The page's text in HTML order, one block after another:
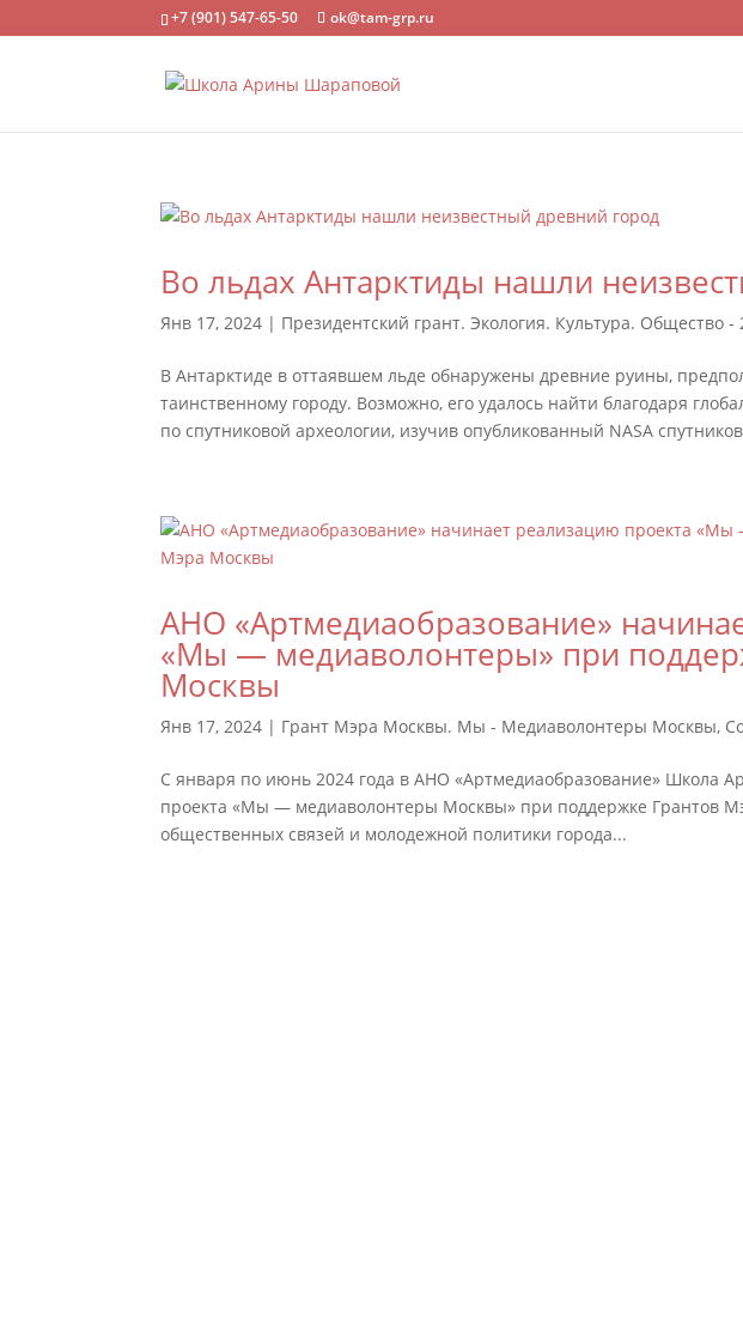
+7 (901) 547-65-50 ok@tam-grp.ru
Во льдах Антарктиды нашли
Янв 17, 2024 | Президентский грант. Экология. Культура. Общество -
В Антарктиде в оттаявшем льде обнаружены древние руины,
таинственному городу. Возможно, его удалось найти благодаря
по спутниковой археологии, изучив опубликованный NASA
АНО «Артмедиаобразование»
«Мы — медиаволонтеры» при
Москвы
Янв 17, 2024 | Грант Мэра Москвы. Мы - Медиаволонтеры Москвы,
С января по июнь 2024 года в АНО «Артмедиаобразование» Школа
проекта «Мы — медиаволонтеры Москвы» при поддержке Грантов
общественных связей и молодежной политики города...